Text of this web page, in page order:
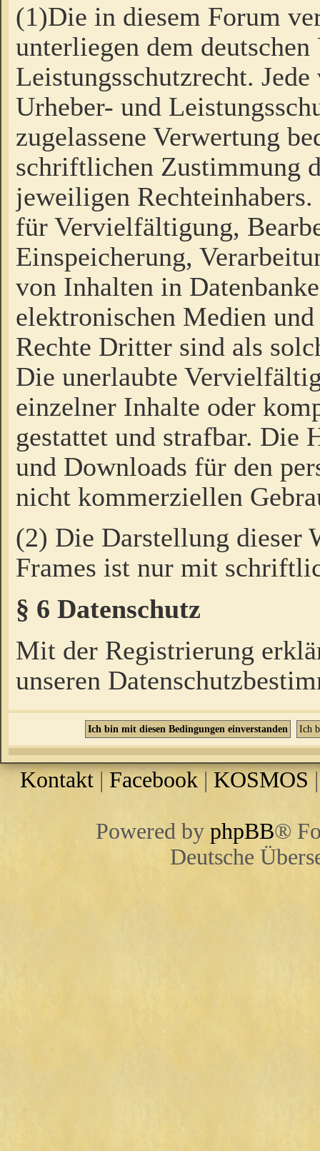
(1)Die in diesem Forum
unterliegen dem
Leistungsschutzrecht.
Urheber- und
zugelassene Verwertung
schriftlichen Zustimmung
jeweiligen
für Vervielfältigung,
Einspeicherung,
von Inhalten in
elektronischen Medien
Rechte Dritter sind als
Die unerlaubte
einzelner Inhalte oder
gestattet und strafbar. Die
und Downloads für den
nicht kommerziellen
(2) Die Darstellung dieser
Frames ist nur mit
§ 6 Datenschutz
Mit der Registrierung
unseren
Kontakt |Facebook | KOSMOS
Powered by phpBB®
Deutsche